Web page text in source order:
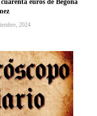
euros de Begoña
2024